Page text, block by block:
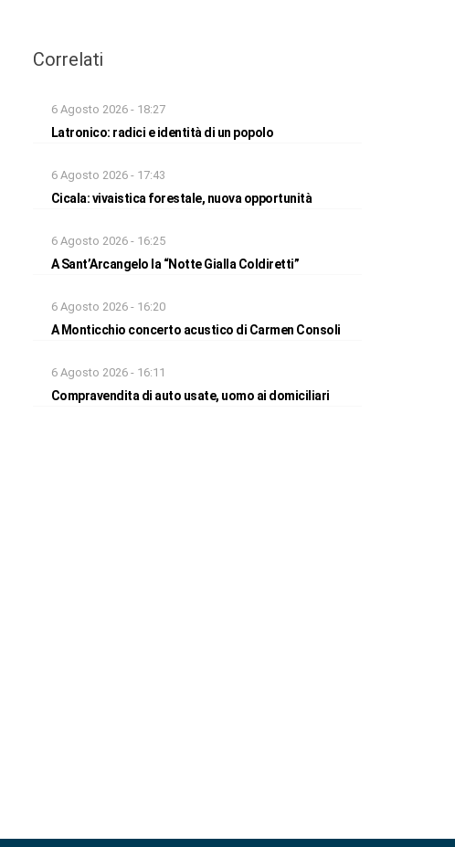
Correlati
6 Agosto 2026 - 18:27
Latronico: radici e identità di un popolo
6 Agosto 2026 - 17:43
Cicala: vivaistica forestale, nuova opportunità
6 Agosto 2026 - 16:25
A Sant’Arcangelo la “Notte Gialla Coldiretti”
6 Agosto 2026 - 16:20
A Monticchio concerto acustico di Carmen Consoli
6 Agosto 2026 - 16:11
Compravendita di auto usate, uomo ai domiciliari